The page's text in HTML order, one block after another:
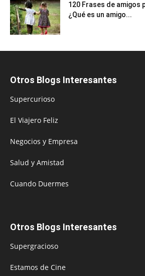
120 Frases de amigos
¿Qué es un amigo...
Otros Blogs Interesantes
Supercurioso
El Viajero Feliz
Negocios y Empresa
Salud y Amistad
Cuando Duermes
Otros Blogs Interesantes
Supergracioso
Estamos de Cine